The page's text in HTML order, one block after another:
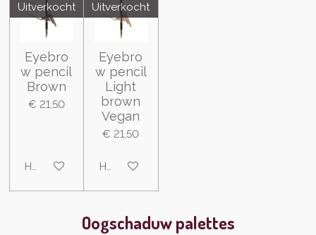
Uitverkocht
Eyebro
w pencil
Brown
€ 21,50
Houd mij op de hoogte
Uitverkocht
Eyebro
w pencil
Light
brown
Vegan
€ 21,50
Houd mij op de hoogte
Oogschaduw palettes